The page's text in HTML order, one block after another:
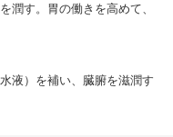
潤す。胃の働きを高めて、
液）を補い、臓腑を滋潤す